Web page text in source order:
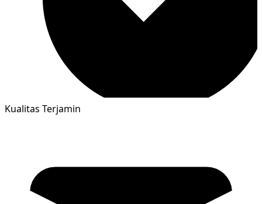
Kualitas Terjamin